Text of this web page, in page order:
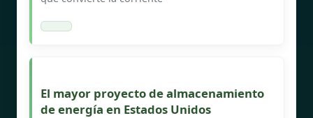
El mayor proyecto de almacenamiento
de energía en Estados Unidos